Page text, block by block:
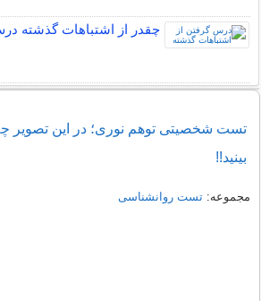
چقدر از اشتباهات گذشته
تست شخصیتی توهم نوری؛ در این تصویر
بینید!!
مجموعه:تست روانشناسی